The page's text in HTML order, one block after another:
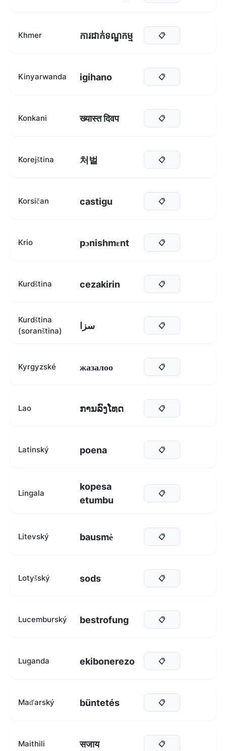
Khmer ការដាក់ទណ្ឌកម្ម 📋
Kinyarwanda igihano 📋
Konkani ख्यास्त दिवप 📋
Korejština 처벌 📋
Korsičan castigu 📋
Krio pɔnishmɛnt 📋
Kurdština cezakirin 📋
Kurdština
(soranština)
سزا 📋
Kyrgyzské жазалоо 📋
Lao ການລົງໂທດ 📋
Latinský poena 📋
Lingala
kopesa
etumbu
📋
Litevský bausmė 📋
Lotyšský sods 📋
Lucemburský bestrofung 📋
Luganda ekibonerezo 📋
Maďarský büntetés 📋
Maithili सजाय 📋